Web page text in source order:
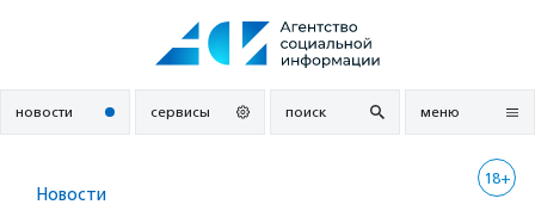
новости сервисы поиск меню
18+
Новости